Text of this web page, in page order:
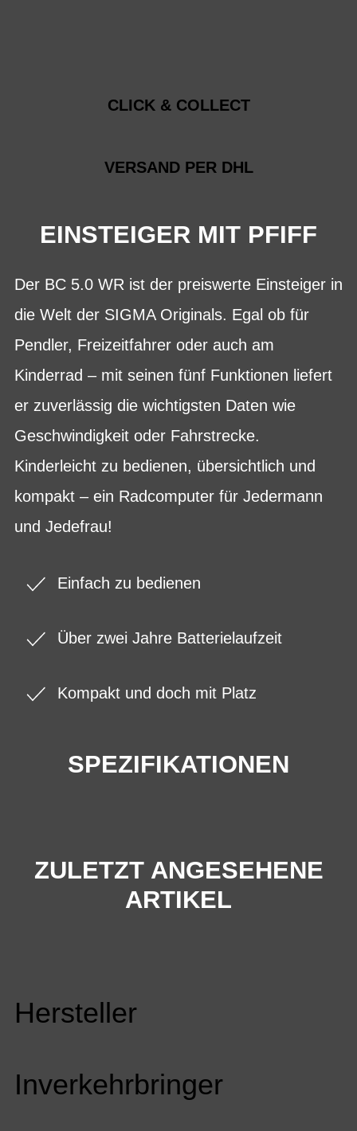
CLICK & COLLECT
VERSAND PER DHL
EINSTEIGER MIT PFIFF
Der BC 5.0 WR ist der preiswerte Einsteiger in
die Welt der SIGMA Originals. Egal ob für
Pendler, Freizeitfahrer oder auch am
Kinderrad – mit seinen fünf Funktionen liefert
er zuverlässig die wichtigsten Daten wie
Geschwindigkeit oder Fahrstrecke.
Kinderleicht zu bedienen, übersichtlich und
kompakt – ein Radcomputer für Jedermann
und Jedefrau!
Einfach zu bedienen
Über zwei Jahre Batterielaufzeit
Kompakt und doch mit Platz
SPEZIFIKATIONEN
ZULETZT ANGESEHENE
ARTIKEL
Hersteller
Inverkehrbringer